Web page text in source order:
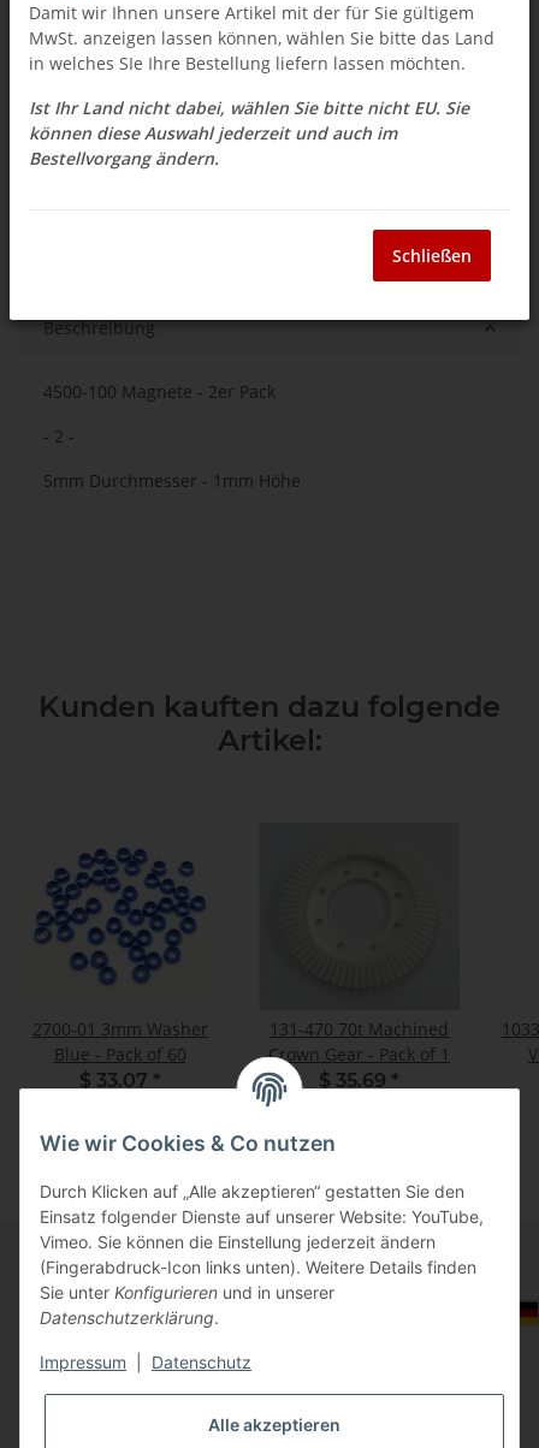
Sofort verfügbar
Lieferzeit:3 - 14 Werktage(DE - Ausland
abweichend)
Frage zum Artikel
Beschreibung
4500-100 Magnete - 2er Pack
- 2 -
5mm Durchmesser - 1mm Höhe
Kunden kauften dazu folgende
Artikel:
2700-01 3mm Washer
Blue - Pack of 60
$ 33.07 *
131-470 70t Machined
Crown Gear - Pack of 1
$ 35.69 *
Informationen
Gesetzliche Informationen
Wie wir Cookies & Co nutzen
Durch Klicken auf „Alle akzeptieren“ gestatten Sie den
Einsatz folgender Dienste auf unserer Website: YouTube,
Vimeo. Sie können die Einstellung jederzeit ändern
(Fingerabdruck-Icon links unten). Weitere Details finden
Sie unter Konfigurieren und in unserer
Datenschutzerklärung.
Impressum Datenschutz
Alle akzeptieren
Damit wir Ihnen unsere Artikel mit der für Sie gültigem
MwSt. anzeigen lassen können, wählen Sie bitte das Land
in welches SIe Ihre Bestellung liefern lassen möchten.
Ist Ihr Land nicht dabei, wählen Sie bitte nicht EU. Sie
können diese Auswahl jederzeit und auch im
Bestellvorgang ändern.
Schließen